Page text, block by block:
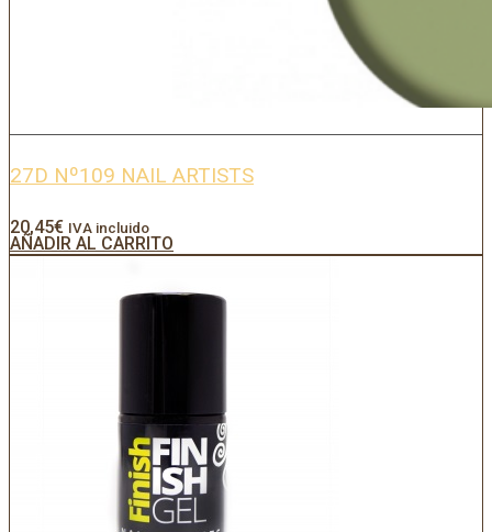
27D Nº109 NAIL ARTISTS
20,45€ IVA incluido
AÑADIR AL CARRITO